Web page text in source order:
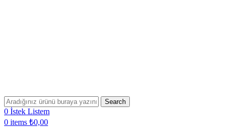
Search
0 İstek Listem
0 items ₺0,00